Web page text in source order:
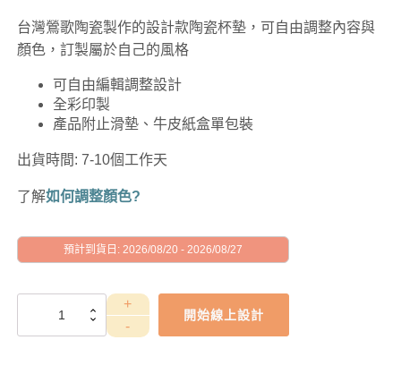
台灣鶯歌陶瓷製作的設計款陶瓷杯墊，可自由調整內容與
顏色，訂製屬於自己的風格
可自由編輯調整設計
全彩印製
產品附止滑墊、牛皮紙盒單包裝
出貨時間: 7-10個工作天
了解如何調整顏色?
預計到貨日: 2026/08/20 - 2026/08/27
GAD1010054
開始線上設計